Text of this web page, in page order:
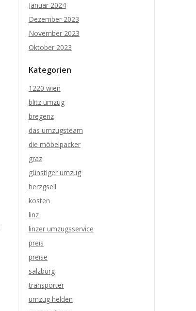
Januar 2024
Dezember 2023
November 2023
Oktober 2023
Kategorien
1220 wien
blitz umzug
bregenz
das umzugsteam
die möbelpacker
graz
günstiger umzug
herzgsell
kosten
linz
linzer umzugsservice
preis
preise
salzburg
transporter
umzug helden